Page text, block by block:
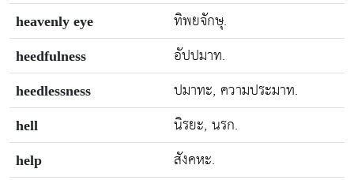
heavenly eye ทิพยจักษุ.
heedfulness อัปปมาท.
heedlessness ปมาทะ, ความประมาท.
hell นิรยะ, นรก.
help สังคหะ.